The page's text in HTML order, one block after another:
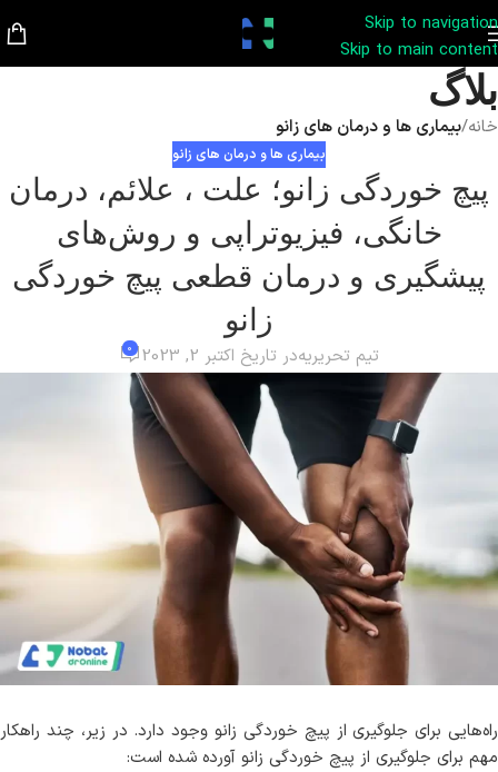
Skip to navigation
Skip to main content
بلاگ
خانه/بیماری ها و درمان های زانو
بیماری ها و درمان های زانو
پیچ خوردگی زانو؛ علت ، علائم، درمان
خانگی، فیزیوتراپی و روش‌های
پیشگیری و درمان قطعی پیچ خوردگی
زانو
تیم تحریریهدر تاریخ اکتبر 2, 2023 0
راه‌هایی برای جلوگیری از پیچ خوردگی زانو وجود دارد. در زیر، چند راهکار
مهم برای جلوگیری از پیچ خوردگی زانو آورده شده است: